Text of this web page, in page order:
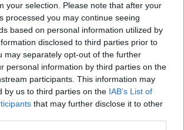
your selection. Please note that after your
processed you may continue seeing
based on personal information utilized by
disclosed to third parties prior to
may separately opt-out of the further
personal information by third parties on the
participants. This information may
by us to third parties on the IAB’s List of
that may further disclose it to other
06., szombat
kétezer előkészítős kap